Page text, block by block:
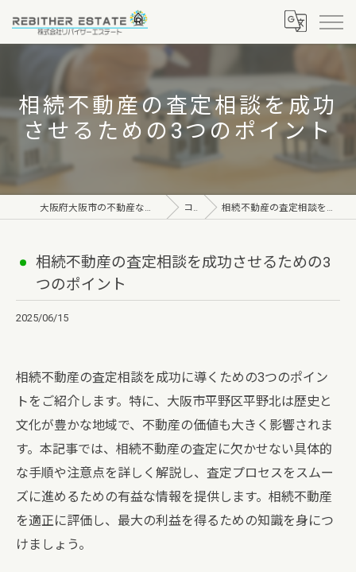
相続不動産の査定相談を成功
させるための3つのポイント
大阪府大阪市の不動産なら株式会社リバイザーエステート コラム 相続不動産の査定相談を成功させるための3つのポイント
相続不動産の査定相談を成功させるための3
つのポイント
2025/06/15
相続不動産の査定相談を成功に導くための3つのポイン
トをご紹介します。特に、大阪市平野区平野北は歴史と
文化が豊かな地域で、不動産の価値も大きく影響されま
す。本記事では、相続不動産の査定に欠かせない具体的
な手順や注意点を詳しく解説し、査定プロセスをスムー
ズに進めるための有益な情報を提供します。相続不動産
を適正に評価し、最大の利益を得るための知識を身につ
けましょう。